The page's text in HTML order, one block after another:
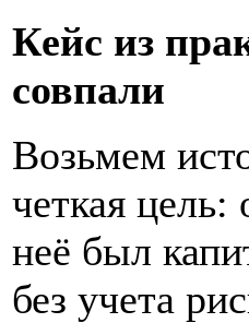
Кейс из
совпали
Возьмем
четкая цель:
неё был
без учета